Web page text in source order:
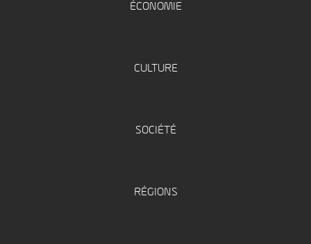
ÉCONOMIE
CULTURE
SOCIÉTÉ
RÉGIONS